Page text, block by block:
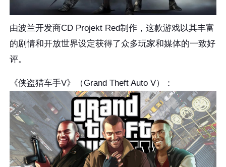
由波兰开发商CD Projekt Red制作，这款游戏以其丰富
的剧情和开放世界设定获得了众多玩家和媒体的一致好
评。
《侠盗猎车手V》（Grand Theft Auto V）：